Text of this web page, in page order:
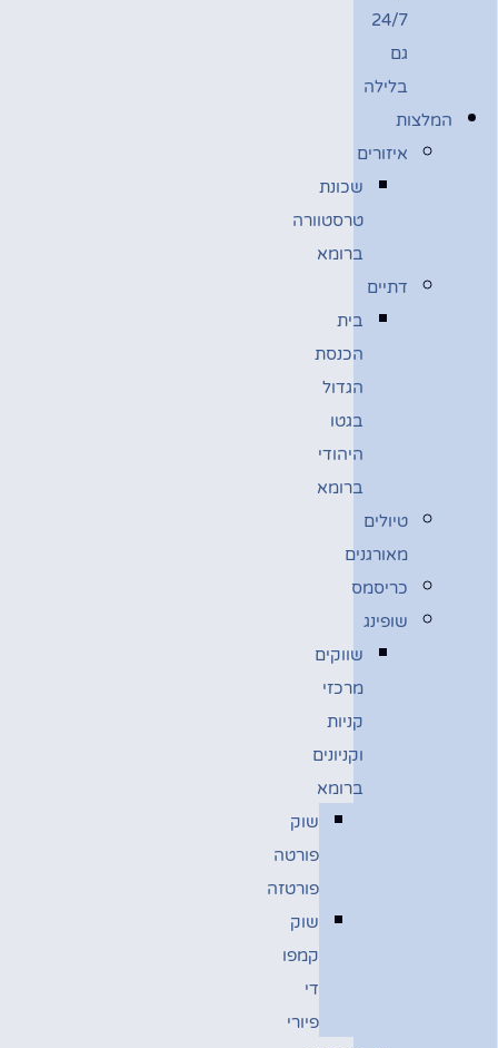
24/7
גם
בלילה
המלצות
איזורים
שכונת
טרסטוורה
ברומא
דתיים
בית
הכנסת
הגדול
בגטו
היהודי
ברומא
טיולים
מאורגנים
כריסמס
שופינג
שווקים
מרכזי
קניות
וקניונים
ברומא
שוק
פורטה
פורטזה
שוק
קמפו
די
פיורי